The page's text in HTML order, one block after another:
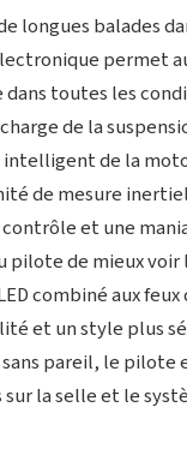
longues balades
permet
toutes les
de la
de la
de mesure
et une
de mieux voir
combiné aux feux
et un style plus
pareil, le pilote
la selle et le